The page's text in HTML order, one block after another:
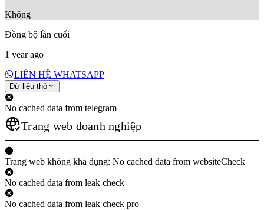
Không
Đồng bộ lần cuối
1 year ago
LIÊN HỆ WHATSAPP
Dữ liệu thô
No cached data from telegram
Trang web doanh nghiệp
Trang web không khả dụng: No cached data from websiteCheck
No cached data from leak check
No cached data from leak check pro